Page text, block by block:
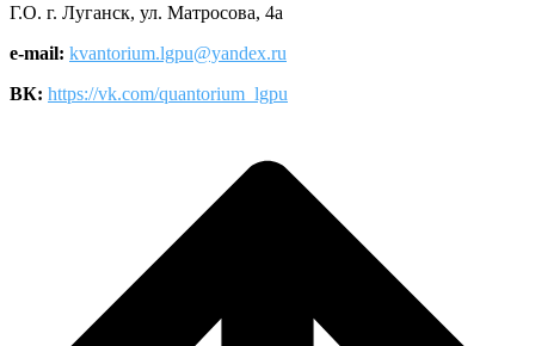
Г.О. г. Луганск, ул. Матросова, 4а
e-mail: kvantorium.lgpu@yandex.ru
ВК: https://vk.com/quantorium_lgpu